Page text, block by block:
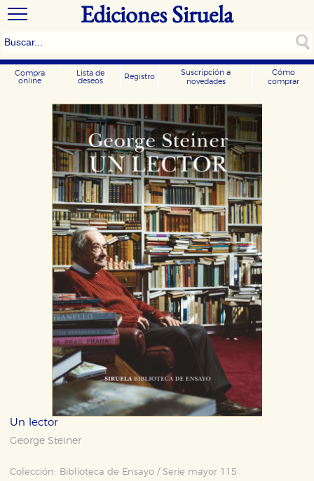
Ediciones Siruela
Compra
online
Lista de
deseos
Registro
Suscripción a
novedades
Cómo
comprar
Un lector
George Steiner
Colección:
Biblioteca de Ensayo / Serie mayor 115